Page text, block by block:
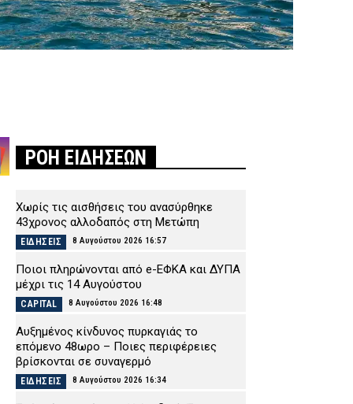
ΡΟΗ ΕΙΔΗΣΕΩΝ
Χωρίς τις αισθήσεις του ανασύρθηκε
43χρονος αλλοδαπός στη Μετώπη
ΕΙΔΗΣΕΙΣ 8 Αυγούστου 2026 16:57
Ποιοι πληρώνονται από e-ΕΦΚΑ και ΔΥΠΑ
μέχρι τις 14 Αυγούστου
CAPITAL 8 Αυγούστου 2026 16:48
Αυξημένος κίνδυνος πυρκαγιάς το
επόμενο 48ωρο – Ποιες περιφέρειες
βρίσκονται σε συναγερμό
ΕΙΔΗΣΕΙΣ 8 Αυγούστου 2026 16:34